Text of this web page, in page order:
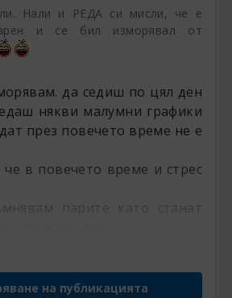
Нали и РЕДА си мисли, че е
и се бил изморявал от
да седиш по цял ден
някви малумни графики
през повечето време не е
в повечето време и стрес
на публикацията